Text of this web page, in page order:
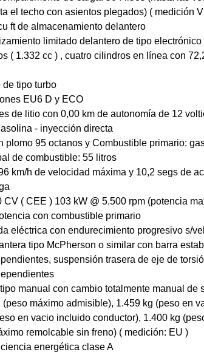
el techo con asientos plegados) ( medición
ft de almacenamiento delantero
limitado delantero de tipo electrónico
( 1.332 cc ) , cuatro cilindros en línea con
de tipo turbo
EU6 D y ECO
de litio con 0,00 km de autonomía de 12
- inyección directa
plomo 95 octanos y Combustible primario:
de combustible: 55 litros
km/h de velocidad máxima y 10,2 segs de
CV ( CEE ) 103 kW @ 5.500 rpm (potencia
con combustible primario
eléctrica con endurecimiento progresivo s/
tipo McPherson o similar con barra
suspensión trasera de eje de
manual con cambio totalmente manual de
(peso máximo admisible), 1.459 kg (peso en
en vacio incluido conductor), 1.400 kg
remolcable sin freno) ( medición: EU )
energética clase A